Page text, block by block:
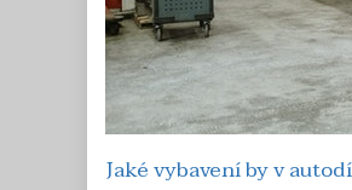
Jaké vybavení by v